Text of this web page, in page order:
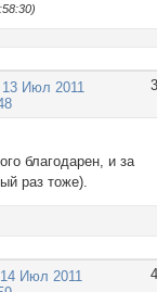
3
Июл 2011
благодарен, и за
раз тоже).
4
Июл 2011